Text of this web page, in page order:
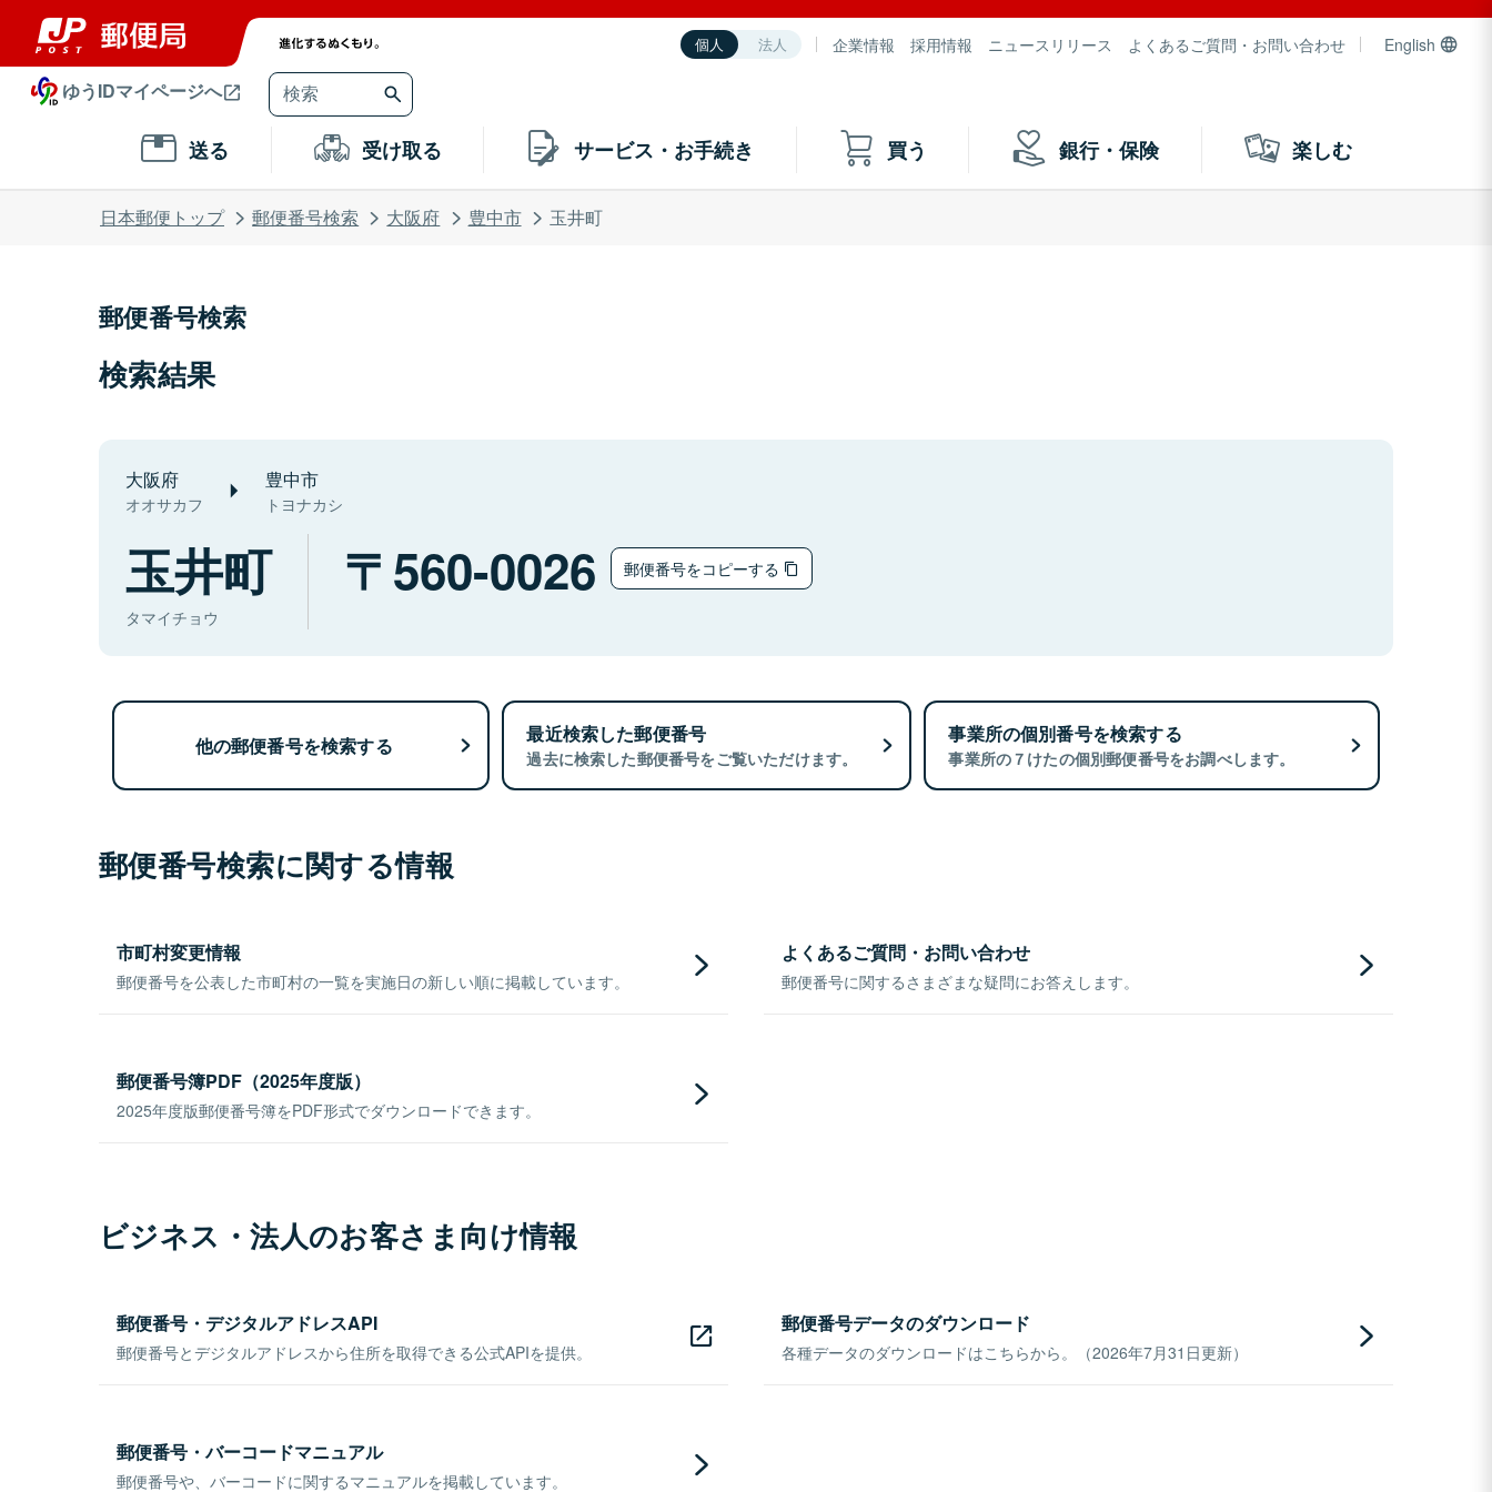
個人 法人 企業情報 採用情報 ニュースリリース よくあるご質問・お問い合わせ English
ゆうIDマイページへ
送る 受け取る サービス・お手続き 買う 銀行・保険 楽しむ
日本郵便トップ 郵便番号検索 大阪府 豊中市 玉井町
郵便番号検索
検索結果
大阪府
オオサカフ
豊中市
トヨナカシ
玉井町
タマイチョウ
560-0026 郵便番号をコピーする
他の郵便番号を検索する 最近検索した郵便番号
過去に検索した郵便番号をご覧いただけます。
事業所の個別番号を検索する
事業所の７けたの個別郵便番号をお調べします。
郵便番号検索に関する情報
市町村変更情報
郵便番号を公表した市町村の一覧を実施日の新しい順に掲載しています。
よくあるご質問・お問い合わせ
郵便番号に関するさまざまな疑問にお答えします。
郵便番号簿PDF（2025年度版）
2025年度版郵便番号簿をPDF形式でダウンロードできます。
ビジネス・法人のお客さま向け情報
郵便番号・デジタルアドレスAPI
郵便番号とデジタルアドレスから住所を取得できる公式APIを提供。
郵便番号データのダウンロード
各種データのダウンロードはこちらから。（2026年7月31日更新）
郵便番号・バーコードマニュアル
郵便番号や、バーコードに関するマニュアルを掲載しています。